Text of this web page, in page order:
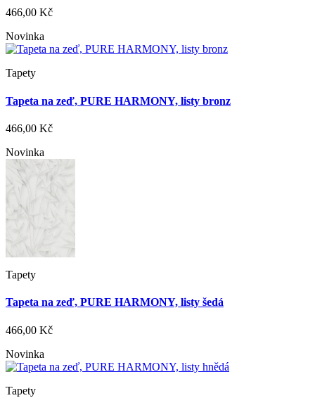
466,00 Kč
Novinka
Tapety
Tapeta na zeď, PURE HARMONY, listy bronz
466,00 Kč
Novinka
Tapety
Tapeta na zeď, PURE HARMONY, listy šedá
466,00 Kč
Novinka
Tapety